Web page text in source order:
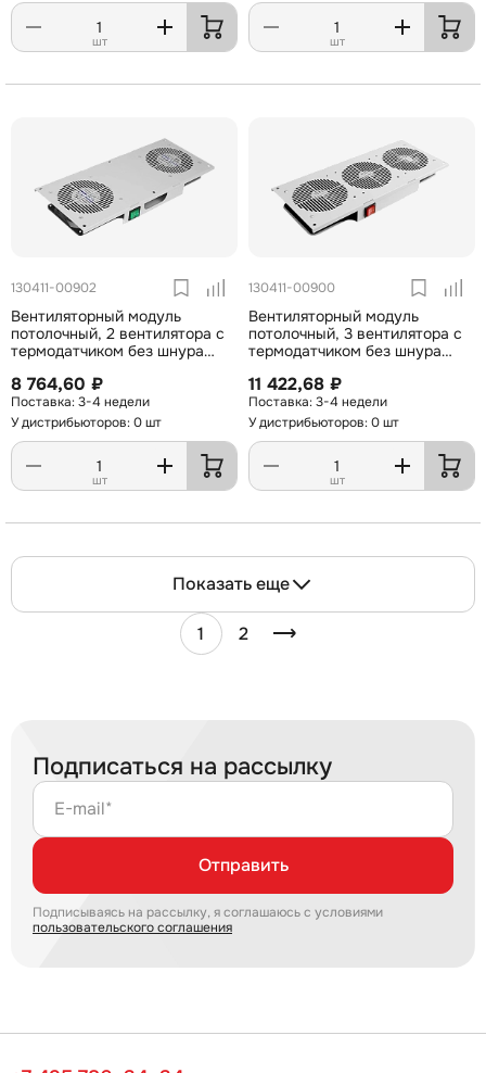
шт шт
130411-00902
Вентиляторный модуль
потолочный, 2 вентилятора с
термодатчиком без шнура
8 764,60 ₽
3-4 недели
У дистрибьюторов: 0 шт
шт
130411-00900
Вентиляторный модуль
потолочный, 3 вентилятора с
термодатчиком без шнура
11 422,68 ₽
3-4 недели
У дистрибьюторов: 0 шт
шт
Показать еще
1 2
Подписаться на рассылку
E-mail*
Отправить
Подписываясь на рассылку, я соглашаюсь с условиями
пользовательского соглашения